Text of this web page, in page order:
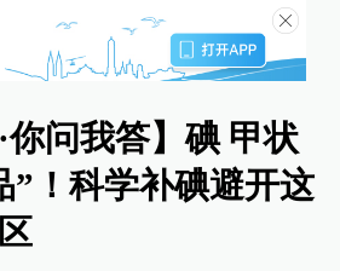
你问我答】碘 甲状
”！科学补碘避开这